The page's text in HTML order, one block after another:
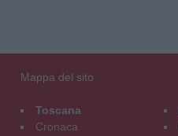
Mappa del sito
Toscana
Cronaca